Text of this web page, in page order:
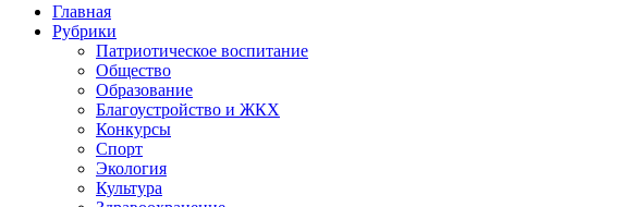
Промотать
содержимому
Главная
Рубрики
Патриотическое воспитание
Общество
Образование
Благоустройство и ЖКХ
Конкурсы
Спорт
Экология
Культура